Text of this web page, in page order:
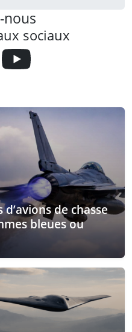
nous
sociaux
de chasse
bleues ou